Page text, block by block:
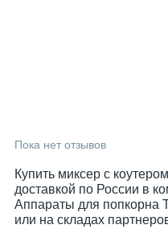
Пока нет отзывов
Купить миксер с
доставкой по России в
Аппараты для попкорна
или на складах